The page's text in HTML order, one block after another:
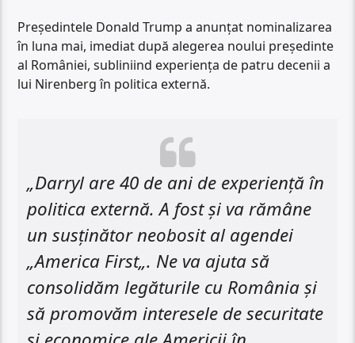
Președintele Donald Trump a anunțat nominalizarea
în luna mai, imediat după alegerea noului președinte
al României, subliniind experiența de patru decenii a
lui Nirenberg în politica externă.
„Darryl are 40 de ani de experiență în
politica externă. A fost și va rămâne
un susținător neobosit al agendei
„America First„. Ne va ajuta să
consolidăm legăturile cu România și
să promovăm interesele de securitate